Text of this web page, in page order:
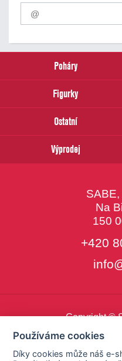
Pro
odběr
našich
email
Poháry
Figurky
Ostatní
Výprodej
SABE,
Na
150
+420
Copyright ©
Používáme cookies
Díky cookies může náš e-